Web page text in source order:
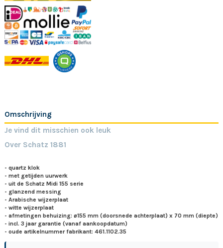
Omschrijving
Je vind dit misschien ook leuk
Over Schatz 1881
- quartz klok
- met getijden uurwerk
- uit de Schatz Midi 155 serie
- glanzend messing
- Arabische wijzerplaat
- witte wijzerplaat
- afmetingen behuizing: ø155 mm (doorsnede achterplaat) x 70 mm (diepte)
- incl. 3 jaar garantie (vanaf aankoopdatum)
- oude artikelnummer fabrikant: 461.1102.35